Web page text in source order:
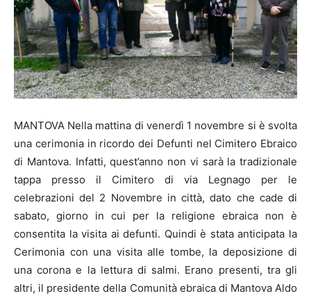
MANTOVA Nella mattina di venerdì 1 novembre si è svolta
una cerimonia in ricordo dei Defunti nel Cimitero Ebraico
di Mantova. Infatti, quest’anno non vi sarà la tradizionale
tappa presso il Cimitero di via Legnago per le
celebrazioni del 2 Novembre in città, dato che cade di
sabato, giorno in cui per la religione ebraica non è
consentita la visita ai defunti. Quindi è stata anticipata la
Cerimonia con una visita alle tombe, la deposizione di
una corona e la lettura di salmi. Erano presenti, tra gli
altri, il presidente della Comunità ebraica di Mantova Aldo